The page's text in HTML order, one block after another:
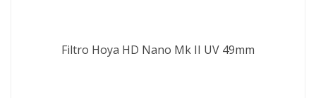
Filtro Hoya HD Nano Mk II UV 49mm